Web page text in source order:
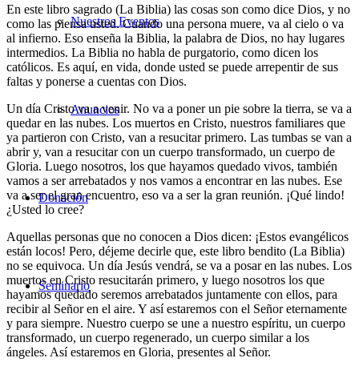
Nuestros Eventos
Anuncios
Donación
Seminario
En este libro sagrado (La Biblia) las cosas son como dice Dios, y no
como las piensa usted. Cuando una persona muere, va al cielo o va
al infierno. Eso enseña la Biblia, la palabra de Dios, no hay lugares
intermedios. La Biblia no habla de purgatorio, como dicen los
católicos. Es aquí, en vida, donde usted se puede arrepentir de sus
faltas y ponerse a cuentas con Dios.
Un día Cristo va a venir. No va a poner un pie sobre la tierra, se va a
quedar en las nubes. Los muertos en Cristo, nuestros familiares que
ya partieron con Cristo, van a resucitar primero. Las tumbas se van a
abrir y, van a resucitar con un cuerpo transformado, un cuerpo de
Gloria. Luego nosotros, los que hayamos quedado vivos, también
vamos a ser arrebatados y nos vamos a encontrar en las nubes. Ese
va a ser el gran encuentro, eso va a ser la gran reunión. ¡Qué lindo!
¿Usted lo cree?
Aquellas personas que no conocen a Dios dicen: ¡Estos evangélicos
están locos! Pero, déjeme decirle que, este libro bendito (La Biblia)
no se equivoca. Un día Jesús vendrá, se va a posar en las nubes. Los
muertos en Cristo resucitarán primero, y luego nosotros los que
hayamos quedado seremos arrebatados juntamente con ellos, para
recibir al Señor en el aire. Y así estaremos con el Señor eternamente
y para siempre. Nuestro cuerpo se une a nuestro espíritu, un cuerpo
transformado, un cuerpo regenerado, un cuerpo similar a los
ángeles. Así estaremos en Gloria, presentes al Señor.